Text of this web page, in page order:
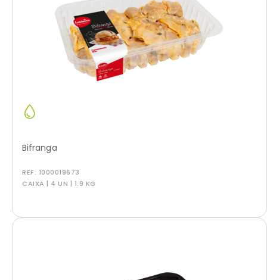
Bifranga
REF: 1000019673
CAIXA | 4 UN | 1.9 KG